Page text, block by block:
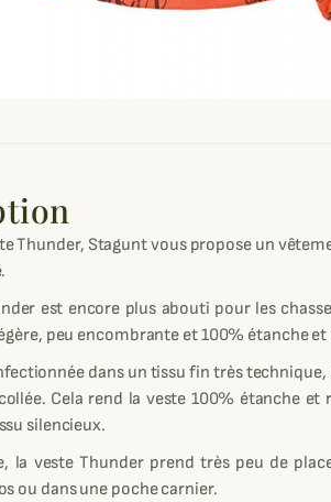
Thunder, Stagunt vous propose un
est encore plus abouti pour les
peu encombrante et 100% étanche
dans un tissu fin très
Cela rend la veste 100% étanche et
silencieux.
la veste Thunder prend très peu de
ou dans une poche carnier.